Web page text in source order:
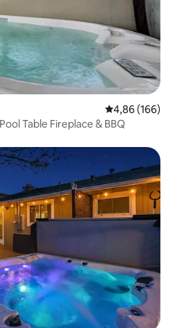
Gemiddelde
4,86 (166)
Table Fireplace & BBQ